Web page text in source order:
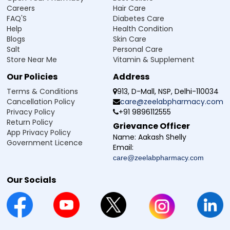
Careers
FAQ'S
Help
Blogs
Salt
Store Near Me
Hair Care
Diabetes Care
Health Condition
Skin Care
Personal Care
Vitamin & Supplement
Our Policies
Terms & Conditions
Cancellation Policy
Privacy Policy
Return Policy
App Privacy Policy
Government Licence
Address
913, D-Mall, NSP, Delhi-110034
care@zeelabpharmacy.com
+91 9896112555
Grievance Officer
Name: Aakash Shelly
Email:
care@zeelabpharmacy.com
Our Socials